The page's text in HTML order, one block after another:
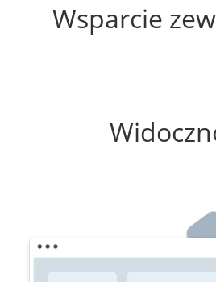
Wsparcie